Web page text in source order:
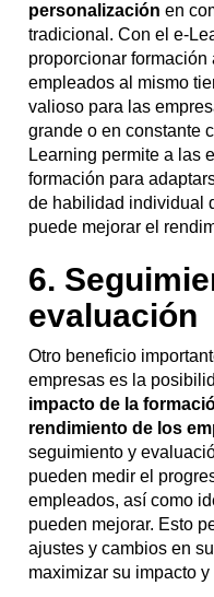
personalización en
tradicional. Con el e-
proporcionar formación
empleados al mismo
valioso para las
grande o en constante
Learning permite a las
formación para
de habilidad individual
puede mejorar el
6.
evaluación
Otro beneficio
empresas es la
impacto de la
rendimiento de los
seguimiento y
pueden medir el
empleados, así como
pueden mejorar. Esto
ajustes y cambios en
maximizar su impacto